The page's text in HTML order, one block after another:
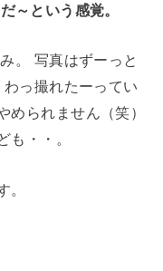
～という感覚。
。 写真はずーっと
っ撮れたーってい
められません（笑）
も・・。
。